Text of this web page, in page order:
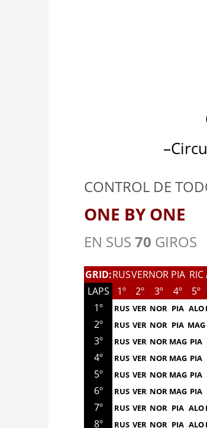
CONTROL DE
ONE BY ONE
EN SUS 70 GIROS
GRID:RUSVERNOR PIA RIC
LAPS
1º 2º 3º 4º 5º
1º
RUS VER NOR PIA ALO
2º RUS VER NOR PIA MAG
3º RUS VER NOR MAG PIA
4º RUS VER NOR MAG PIA
5º RUS VER NOR MAG PIA
6º RUS VER NOR MAG PIA
7º RUS VER NOR PIA ALO
8º RUS VER NOR PIA ALO